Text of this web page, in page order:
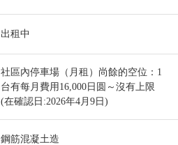
出租中
社區內停車場（月租）尚餘的空位：1
台有每月費用16,000日圆～沒有上限
(在確認日:2026年4月9日)
鋼筋混凝土造